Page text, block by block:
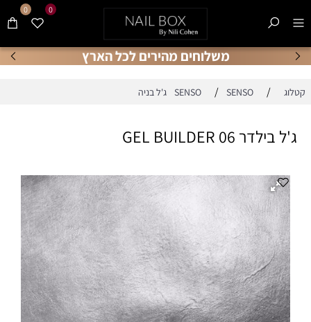
משלוחים מהירים לכל הארץ
0 0
קטלוג /
SENSO / SENSO ג'ל בניה
ג'ל בילדר 06 GEL BUILDER